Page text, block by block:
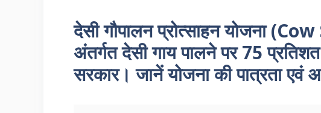
देसी गौपालन प्रोत्साहन योजना
अंतर्गत देसी गाय पालने पर 75
सरकार। जानें योजना की पात्रता एवं